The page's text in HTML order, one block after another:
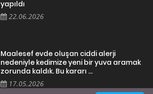
yapıldı
22.06.2026
Maalesef evde oluşan ciddi alerji
nedeniyle kedimize yeni bir yuva aramak
zorunda kaldık. Bu kararı ...
17.05.2026